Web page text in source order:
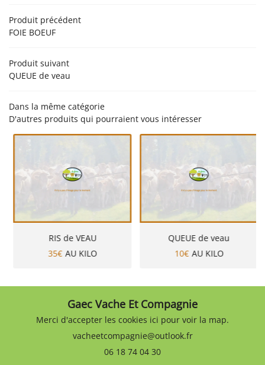
EN IMAGES
ACTUALITÉS
CONTACT
Restez
Produit précédent
FOIE BOEUF
Produit suivant
QUEUE de veau
Dans la même catégorie
D'autres produits qui pourraient vous intéresser
RIS de VEAU
35€ AU KILO
QUEUE de veau
10€ AU KILO
Gaec Vache Et Compagnie
Merci d'accepter les cookies ici pour voir la map.
06 18 74 04 30